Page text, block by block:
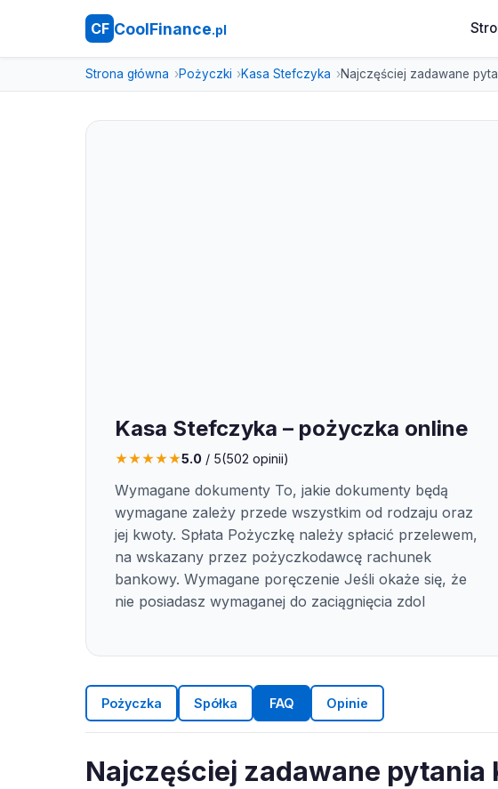
CF CoolFinance.pl
Strona główna Pożyczki Kasa Stefczyka Najczęściej zadawane
Kasa Stefczyka – pożyczka online
★★★★★5.0 / 5(502 opinii)
Wymagane dokumenty To, jakie dokumenty będą
wymagane zależy przede wszystkim od rodzaju oraz
jej kwoty. Spłata Pożyczkę należy spłacić przelewem,
na wskazany przez pożyczkodawcę rachunek
bankowy. Wymagane poręczenie Jeśli okaże się, że
nie posiadasz wymaganej do zaciągnięcia zdol
Pożyczka Spółka FAQ Opinie
Najczęściej zadawane pytania